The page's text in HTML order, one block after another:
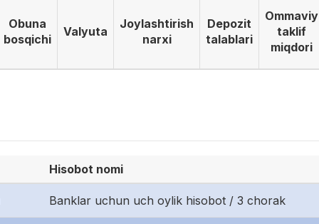
Obuna
bosqichi
Valyuta
Joylashtirish
narxi
Depozit
talablari
Ommaviy
taklif
miqdori
Hisobot nomi
Banklar uchun uch oylik hisobot / 3 chorak